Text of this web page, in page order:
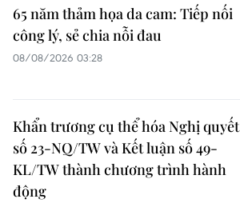
65 năm thảm họa da cam: Tiếp nối
công lý, sẻ chia nỗi đau
08/08/2026 03:28
Khẩn trương cụ thể hóa Nghị quyết
số 23-NQ/TW và Kết luận số 49-
KL/TW thành chương trình hành
động